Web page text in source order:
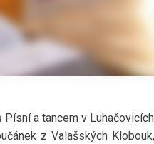
a tancem v
z Valašských